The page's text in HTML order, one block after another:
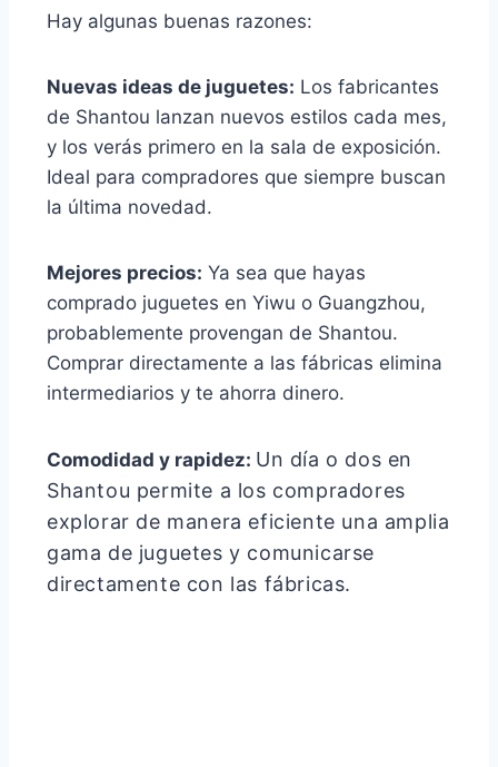
Hay algunas buenas razones:
Nuevas ideas de juguetes: Los fabricantes
de Shantou lanzan nuevos estilos cada mes,
y los verás primero en la sala de exposición.
Ideal para compradores que siempre buscan
la última novedad.
Mejores precios: Ya sea que hayas
comprado juguetes en Yiwu o Guangzhou,
probablemente provengan de Shantou.
Comprar directamente a las fábricas elimina
intermediarios y te ahorra dinero.
Comodidad y rapidez: Un día o dos en
Shantou permite a los compradores
explorar de manera eficiente una amplia
gama de juguetes y comunicarse
directamente con las fábricas.